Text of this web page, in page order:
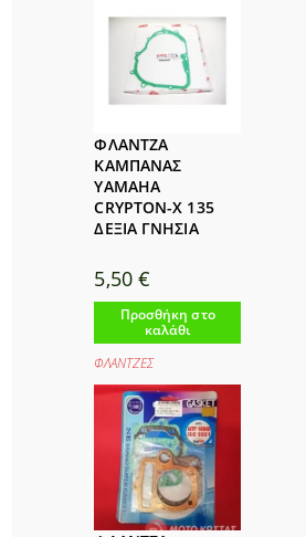
ΦΛΑΝΤΖΑ
ΚΑΜΠΑΝΑΣ
YAMAHA
CRYPTON-X 135
ΔΕΞΙΑ ΓΝΗΣΙΑ
5,50 €
Προσθήκη στο
καλάθι
ΦΛΑΝΤΖΕΣ